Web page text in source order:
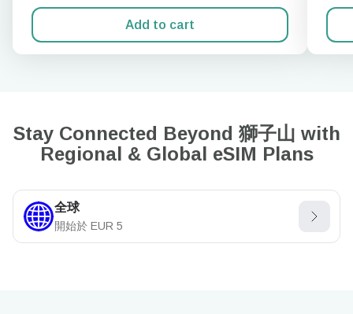
Add to cart
Stay Connected Beyond 獅子山 with
Regional & Global eSIM Plans
全球
開始於 EUR 5